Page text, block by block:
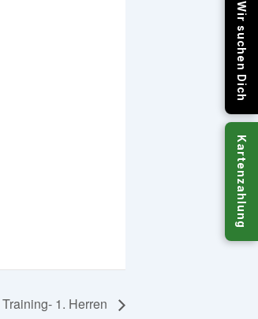
Training- 1. Herren
Wir suchen Dich
Kartenzahlung